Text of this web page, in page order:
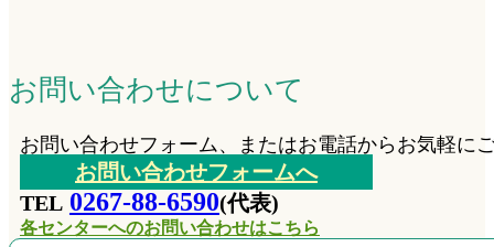
お問い合わせについて
お問い合わせフォーム、またはお電話からお気軽に
お問い合わせフォームへ
TEL 0267-88-6590(代表)
各センターへのお問い合わせはこちら